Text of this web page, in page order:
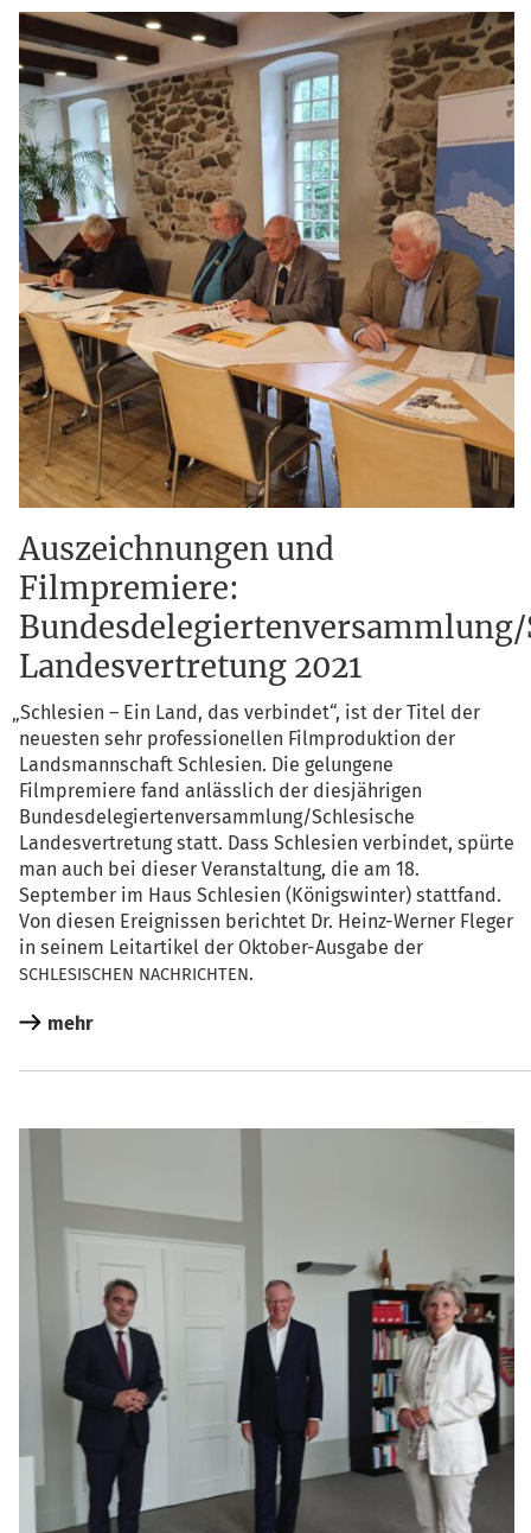
Auszeichnungen und
Filmpremiere:
Bundesdelegiertenversammlung/
Landesvertretung 2021
Schle­si­en – Ein Land, das ver­bin­det“, ist der Titel der
neu­es­ten sehr pro­fes­sio­nel­len Film­pro­duk­ti­on der
Lands­mann­schaft Schle­si­en. Die gelun­ge­ne
Film­pre­mie­re fand anläss­lich der dies­jäh­ri­gen
Bundesdelegiertenversammlung/Schlesische
Lan­des­ver­tre­tung statt. Dass Schle­si­en ver­bin­det, spür­te
man auch bei die­ser Ver­an­stal­tung, die am 18.
Sep­tem­ber im Haus Schle­si­en (Königs­win­ter) statt­fand.
Von die­sen Ereig­nis­sen berich­tet Dr. Heinz-Wer­ner Fle­ger
in sei­nem Leit­ar­ti­kel der Okto­ber-Aus­ga­be der
SCHLESISCHEN NACHRICHTEN.
mehr